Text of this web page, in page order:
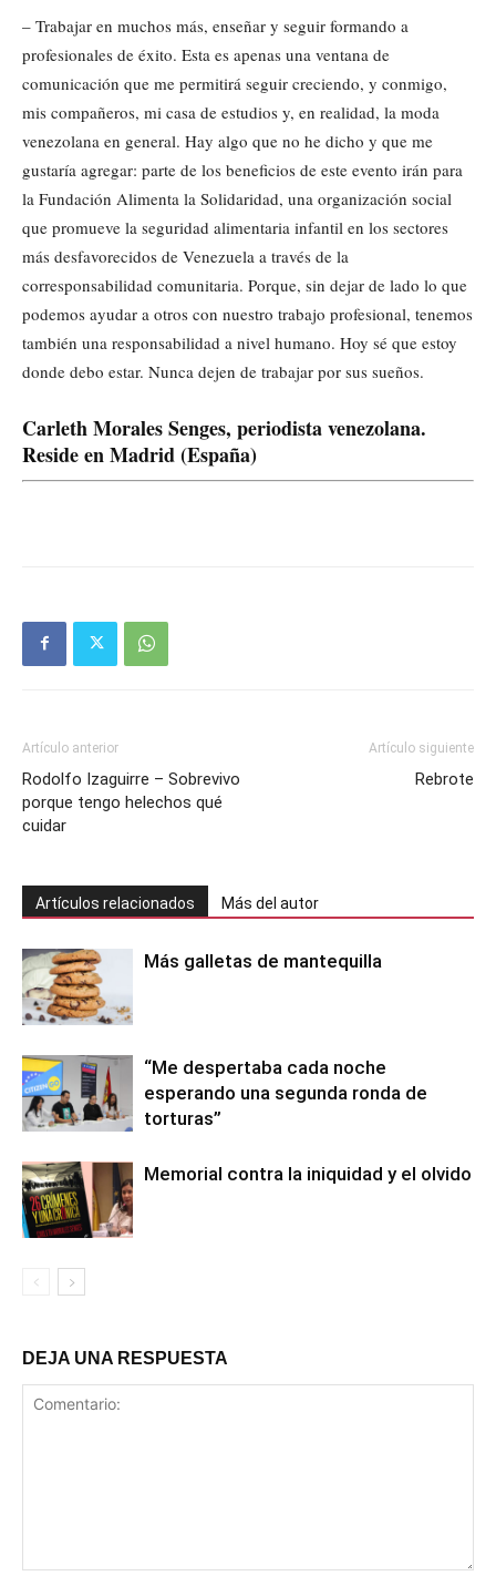
– Trabajar en muchos más, enseñar y seguir formando a
profesionales de éxito. Esta es apenas una ventana de
comunicación que me permitirá seguir creciendo, y conmigo,
mis compañeros, mi casa de estudios y, en realidad, la moda
venezolana en general. Hay algo que no he dicho y que me
gustaría agregar: parte de los beneficios de este evento irán para
la Fundación Alimenta la Solidaridad, una organización social
que promueve la seguridad alimentaria infantil en los sectores
más desfavorecidos de Venezuela a través de la
corresponsabilidad comunitaria. Porque, sin dejar de lado lo que
podemos ayudar a otros con nuestro trabajo profesional, tenemos
también una responsabilidad a nivel humano. Hoy sé que estoy
donde debo estar. Nunca dejen de trabajar por sus sueños.
Carleth Morales Senges, periodista venezolana.
Reside en Madrid (España)
Artículo anterior
Rodolfo Izaguirre – Sobrevivo
porque tengo helechos qué
cuidar
Artículo siguiente
Rebrote
Artículos relacionados Más del autor
Más galletas de mantequilla
“Me despertaba cada noche
esperando una segunda ronda de
torturas”
Memorial contra la iniquidad y el olvido
DEJA UNA RESPUESTA